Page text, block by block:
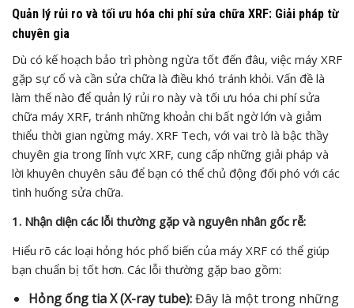
Quản lý rủi ro và tối ưu hóa chi phí sửa chữa XRF: Giải pháp từ
chuyên gia
Dù có kế hoạch bảo trì phòng ngừa tốt đến đâu, việc máy XRF
gặp sự cố và cần sửa chữa là điều khó tránh khỏi. Vấn đề là
làm thế nào để quản lý rủi ro này và tối ưu hóa chi phí sửa
chữa máy XRF, tránh những khoản chi bất ngờ lớn và giảm
thiểu thời gian ngừng máy. XRF Tech, với vai trò là bậc thầy
chuyên gia trong lĩnh vực XRF, cung cấp những giải pháp và
lời khuyên chuyên sâu để bạn có thể chủ động đối phó với các
tình huống sửa chữa.
1. Nhận diện các lỗi thường gặp và nguyên nhân gốc rễ:
Hiểu rõ các loại hỏng hóc phổ biến của máy XRF có thể giúp
bạn chuẩn bị tốt hơn. Các lỗi thường gặp bao gồm:
Hỏng ống tia X (X-ray tube):Đây là một trong những